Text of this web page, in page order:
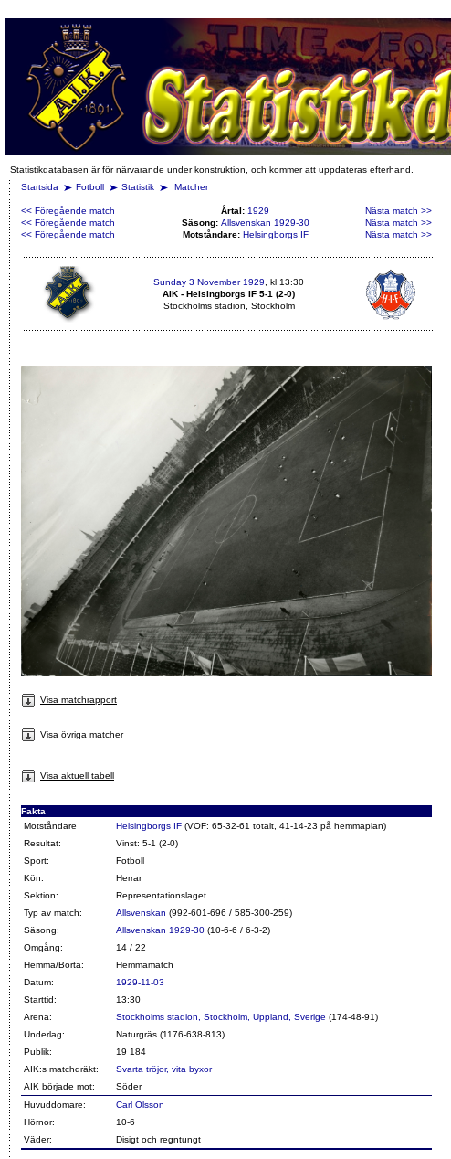
Statistikdatabasen är för närvarande under konstruktion, och kommer att uppdateras efterhand.
Startsida
Fotboll Statistik Matcher
<< Föregående match Årtal: 1929
Nästa match >>
<< Föregående match
Säsong: Allsvenskan 1929-30
Nästa match >>
<< Föregående match
Motståndare: Helsingborgs IF Nästa match >>
Sunday 3 November 1929 , kl 13:30
AIK - Helsingborgs IF 5-1 (2-0)
Stockholms stadion, Stockholm
Visa matchrapport
Visa övriga matcher
Visa aktuell tabell
Fakta
Motståndare
Helsingborgs IF (VOF: 65-32-61 totalt, 41-14-23 på hemmaplan)
Resultat:
Vinst: 5-1 (2-0)
Sport:
Fotboll
Kön:
Herrar
Sektion:
Representationslaget
Typ av match:
Allsvenskan (992-601-696 / 585-300-259)
Säsong:
Allsvenskan 1929-30 (10-6-6 / 6-3-2)
Omgång:
14 / 22
Hemma/Borta:
Hemmamatch
Datum:
1929-11-03
Starttid:
13:30
Arena:
Stockholms stadion, Stockholm, Uppland, Sverige (174-48-91)
Underlag:
Naturgräs (1176-638-813)
Publik:
19 184
AIK:s matchdräkt:
Svarta tröjor, vita byxor
AIK började mot:
Söder
Huvuddomare:
Carl Olsson
Hörnor:
10-6
Väder:
Disigt och regntungt